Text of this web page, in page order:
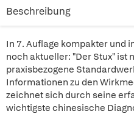
Beschreibung
In 7. Auflage kompakter und
noch aktueller: "Der Stux" ist
praxisbezogene
Informationen zu den
zeichnet sich durch seine
wichtigste chinesische